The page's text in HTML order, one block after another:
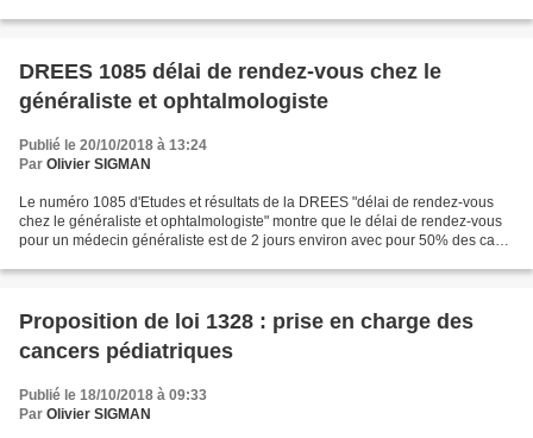
DREES 1085 délai de rendez-vous chez le
généraliste et ophtalmologiste
Publié le 20/10/2018 à 13:24
Par Olivier SIGMAN
Le numéro 1085 d'Etudes et résultats de la DREES "délai de rendez-vous
chez le généraliste et ophtalmologiste" montre que le délai de rendez-vous
pour un médecin généraliste est de 2 jours environ avec pour 50% des cas
Proposition de loi 1328 : prise en charge des
cancers pédiatriques
Publié le 18/10/2018 à 09:33
Par Olivier SIGMAN